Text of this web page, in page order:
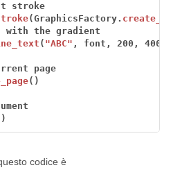
stroke
(GraphicsFactory.
with the gradient
( "ABC" , font, 200,
400)
page
()
codice è